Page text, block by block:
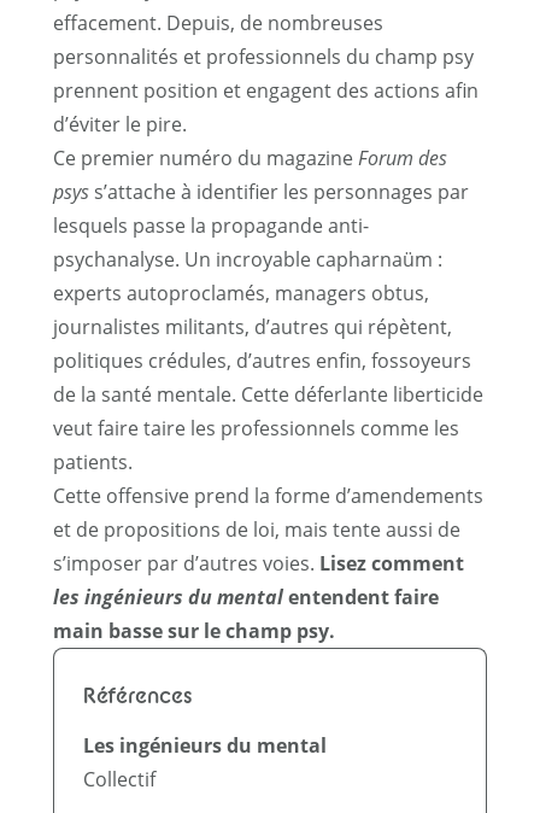
effacement. Depuis, de nombreuses
personnalités et professionnels du champ psy
prennent position et engagent des actions afin
d’éviter le pire.
Ce premier numéro du magazineForum des
psys s’attache à identifier les personnages par
lesquels passe la propagande anti-
psychanalyse. Un incroyable capharnaüm :
experts autoproclamés, managers obtus,
journalistes militants, d’autres qui répètent,
politiques crédules, d’autres enfin, fossoyeurs
de la santé mentale. Cette déferlante liberticide
veut faire taire les professionnels comme les
patients.
Cette offensive prend la forme d’amendements
et de propositions de loi, mais tente aussi de
s’imposer par d’autres voies. Lisez comment
les ingénieurs du mentalentendent faire
main basse sur le champ psy.
Références
Les ingénieurs du mental
Collectif